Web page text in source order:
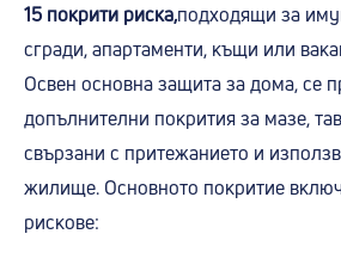
15 покрити риска,подходящи за
сгради, апартаменти, къщи или
Освен основна защита за дома, се
допълнителни покрития за мазе,
свързани с притежанието и
жилище. Основното покритие
рискове: